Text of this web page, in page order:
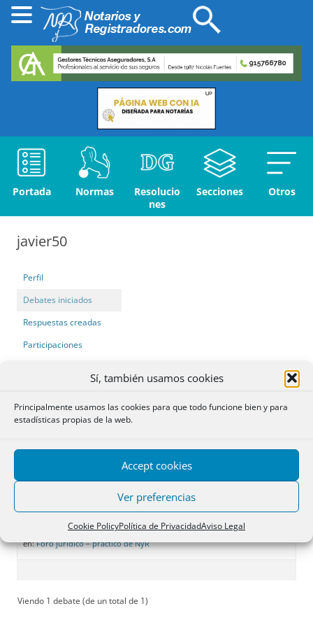
Sí, también usamos cookies
Principalmente usamos las cookies para que todo funcione bien y para
estadísticas propias de la web.
Accept cookies
Ver preferencias
Cookie PolicyPolítica de PrivacidadAviso Legal
Portada Normas
Resolucio
nes
Secciones Otros
javier50
Perfil
Debates iniciados
Respuestas creadas
Participaciones
Debates del foro
iniciados
Viendo 1 debate (de un total de 1)
Usuarios
Pareja de hecho a través de la
notaría
Iniciado por:javier50
en:Foro jurídico – práctico de NyR
8
meses
kamilita93
Viendo 1 debate (de un total de 1)